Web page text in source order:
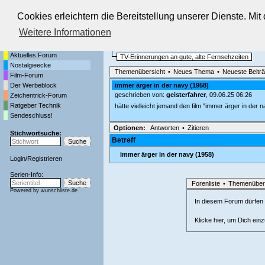
Cookies erleichtern die Bereitstellung unserer Dienste.
Weitere Informationen
Die Fernseh-Diskussionsforen von
Aktuelles Forum
Nostalgieecke
Film-Forum
Der Werbeblock
Zeichentrick-Forum
Ratgeber Technik
Sendeschluss!
Stichwortsuche:
Login/Registrieren
Serien-Info:
Powered by wunschliste.de
TV-Erinnerungen an gute, alte Fernsehzeiten
Themenübersicht • Neues Thema • Neueste
immer ärger in der navy (1958)
geschrieben von: geisterfahrer, 09.06.25 06:26
hätte vielleicht jemand den film "immer ärger in der
Optionen: Antworten • Zitieren
Betreff
immer ärger in der navy (1958)
Forenliste •
In diesem Forum
Klicke hier, um Dich